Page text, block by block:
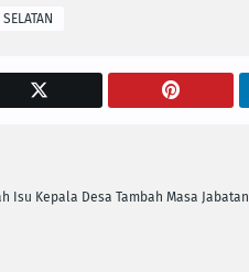
Isu Kepala Desa Tambah Masa Jabatan